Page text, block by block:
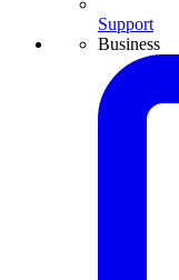
Support
Business